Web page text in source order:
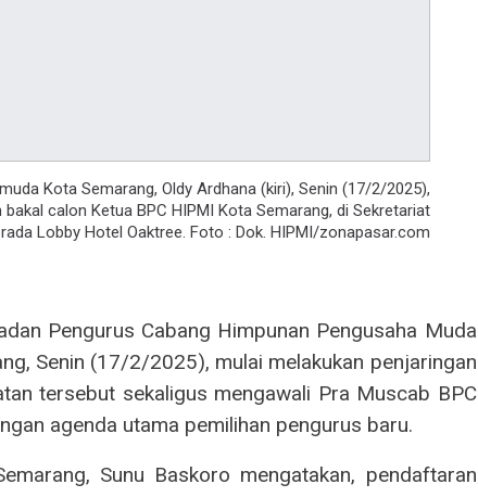
Kota Semarang, Oldy Ardhana (kiri), Senin (17/2/2025),
calon Ketua BPC HIPMI Kota Semarang, di Sekretariat
Lobby Hotel Oaktree. Foto : Dok. HIPMI/zonapasar.com
Pengurus Cabang Himpunan Pengusaha Muda
Senin (17/2/2025), mulai melakukan penjaringan
tersebut sekaligus mengawali Pra Muscab BPC
agenda utama pemilihan pengurus baru.
Sunu Baskoro mengatakan, pendaftaran